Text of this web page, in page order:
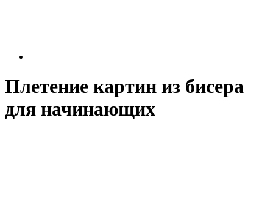
Плетение картин из бисера
для начинающих